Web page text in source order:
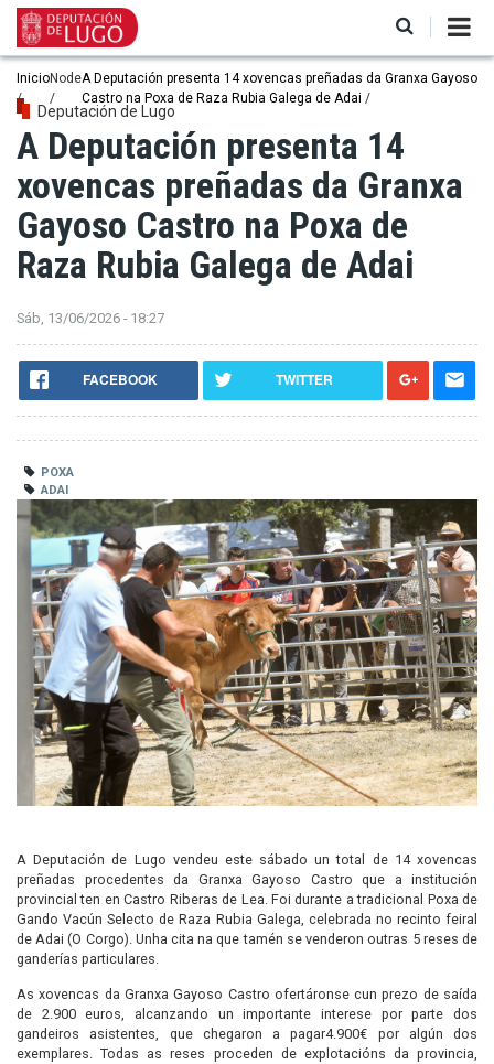
contido
principal
Miga
de
pan
InicioNodeA Deputación presenta 14 xovencas preñadas da Granxa Gayoso
Castro na Poxa de Raza Rubia Galega de Adai
Deputación de Lugo
A Deputación presenta 14
xovencas preñadas da Granxa
Gayoso Castro na Poxa de
Raza Rubia Galega de Adai
Sáb, 13/06/2026 - 18:27
FACEBOOK TWITTER
POXA
ADAI
A Deputación de Lugo vendeu este sábado un total de 14 xovencas
preñadas procedentes da Granxa Gayoso Castro que a institución
provincial ten en Castro Riberas de Lea. Foi durante a tradicional Poxa de
Gando Vacún Selecto de Raza Rubia Galega, celebrada no recinto feiral
de Adai (O Corgo). Unha cita na que tamén se venderon outras 5 reses de
ganderías particulares.
As xovencas da Granxa Gayoso Castro ofertáronse cun prezo de saída
de 2.900 euros, alcanzando un importante interese por parte dos
gandeiros asistentes, que chegaron a pagar4.900€ por algún dos
exemplares. Todas as reses proceden de explotacións da provincia,